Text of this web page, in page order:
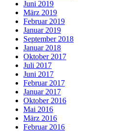
Juni 2019
März 2019
Februar 2019
Januar 2019
September 2018
Januar 2018
Oktober 2017
Juli 2017
Juni 2017
Februar 2017
Januar 2017
Oktober 2016
Mai 2016
März 2016
Februar 2016